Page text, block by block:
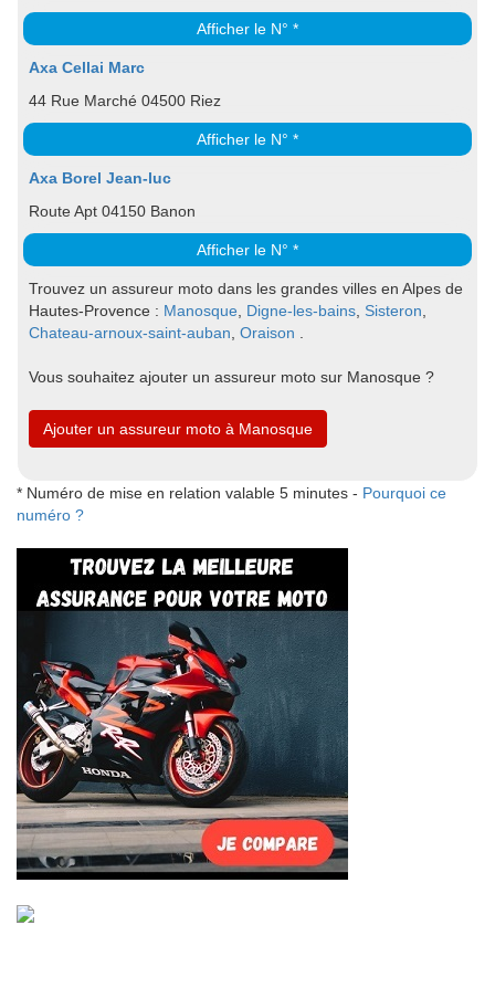
Afficher le N° *
Axa Cellai Marc
44 Rue Marché 04500 Riez
Afficher le N° *
Axa Borel Jean-luc
Route Apt 04150 Banon
Afficher le N° *
Trouvez un assureur moto dans les grandes villes en Alpes de
Hautes-Provence : Manosque Digne-les-bains Sisteron
Chateau-arnoux-saint-auban Oraison
Vous souhaitez ajouter un assureur moto sur Manosque ?
Ajouter un assureur moto à Manosque
* Numéro de mise en relation valable 5 minutes - Pourquoi ce
numéro ?